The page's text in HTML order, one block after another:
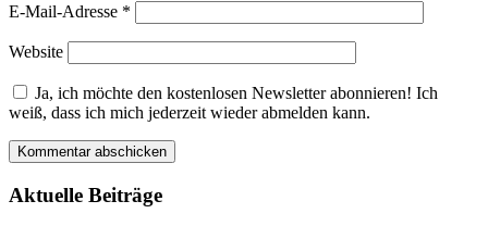
E-Mail-Adresse *
Website
Ja, ich möchte den kostenlosen Newsletter abonnieren! Ich
weiß, dass ich mich jederzeit wieder abmelden kann.
Aktuelle Beiträge